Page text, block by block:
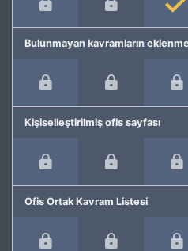
Bulunmayan kavramların
Kişiselleştirilmiş ofis sayfası
Ofis Ortak Kavram Listesi